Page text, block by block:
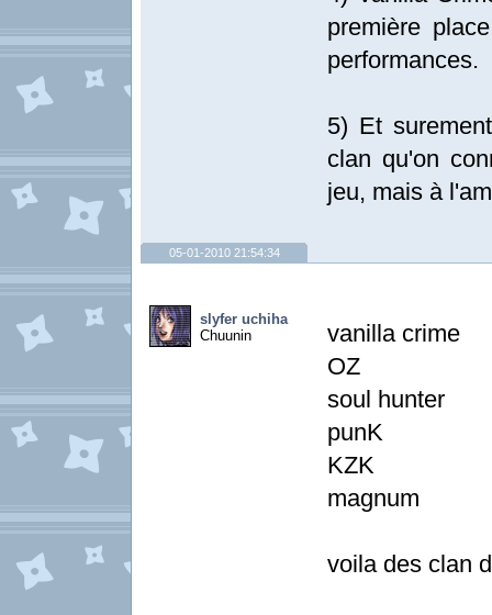
première
performances.
5) Et
clan qu'on
jeu, mais à
05-01-2010 21:54:34
slyfer uchiha
Chuunin
vanilla crime
OZ
soul hunter
punK
KZK
magnum
voila des clan